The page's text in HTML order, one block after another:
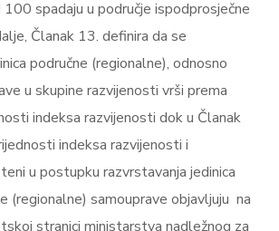
100 spadaju u područje ispodprosječne
Članak 13. definira da se
područne (regionalne), odnosno
u skupine razvijenosti vrši prema
indeksa razvijenosti dok u Članak
indeksa razvijenosti i
u postupku razvrstavanja jedinica
(regionalne) samouprave objavljuju na
stranici ministarstva nadležnog za